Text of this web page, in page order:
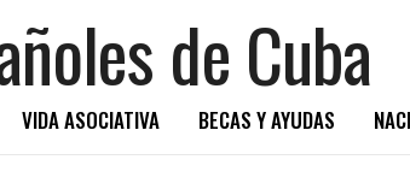
VIDA ASOCIATIVA BECAS Y AYUDAS